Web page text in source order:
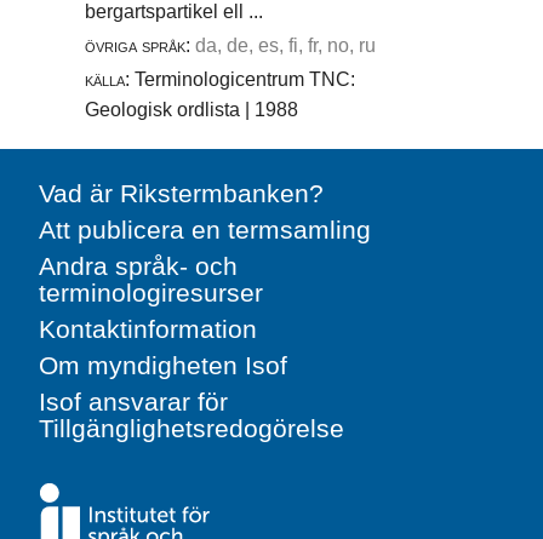
bergartspartikel ell ...
övriga språk: da, de, es, fi, fr, no, ru
källa: Terminologicentrum TNC:
Geologisk ordlista | 1988
Vad är Rikstermbanken?
Att publicera en termsamling
Andra språk- och
terminologiresurser
Kontaktinformation
Om myndigheten Isof
Isof ansvarar för
Tillgänglighetsredogörelse